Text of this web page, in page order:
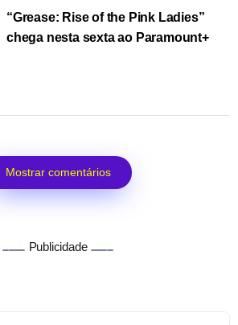
“Grease: Rise of the Pink Ladies”
chega nesta sexta ao Paramount+
Mostrar comentários
Publicidade